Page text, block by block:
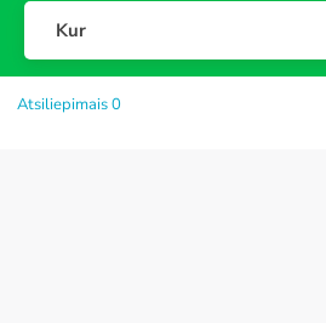
Kur
Atsiliepimais 0